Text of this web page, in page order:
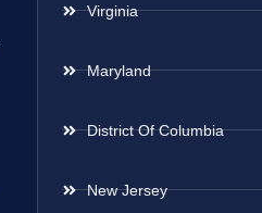
Virginia
Maryland
District Of Columbia
New Jersey